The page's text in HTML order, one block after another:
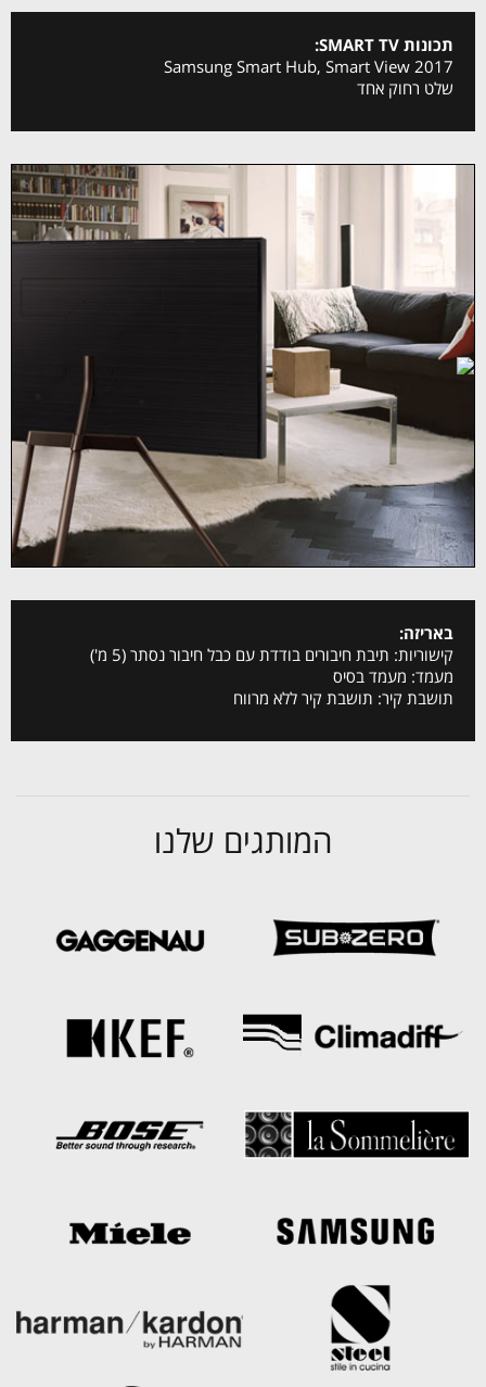
תכונות SMART TV:
2017 Samsung Smart Hub, Smart View
שלט רחוק אחד
באריזה:
קישוריות: תיבת חיבורים בודדת עם כבל חיבור נסתר (5 מ')
מעמד: מעמד בסיס
תושבת קיר: תושבת קיר ללא מרווח
המותגים שלנו